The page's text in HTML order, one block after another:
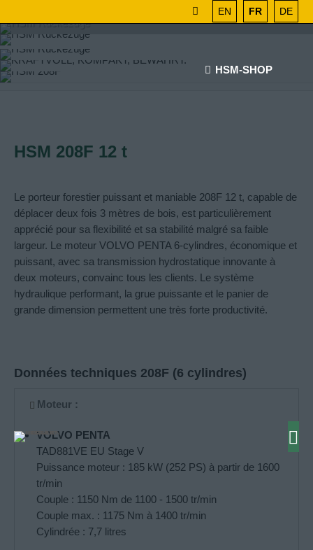
EN FR DE
HSM-SHOP
HSM 208F 12 t
Le porteur forestier puissant et maniable 208F 12 t, capable de
déplacer deux fois 3 mètres de bois, est particulièrement
apprécié pour sa flexibilité et sa stabilité malgré sa faible
largeur. Le moteur VOLVO PENTA 6-cylindres, économique et
puissant, avec sa transmission hydrostatique innovante à
deux moteurs, convainc tous les clients. Le système
hydraulique performant, la grue puissante et le panier de
grande dimension permettent une très forte productivité.
Données techniques 208F (6 cylindres)
Moteur :
VOLVO PENTA
TAD881VE EU Stage V
Puissance moteur : 185 kW (252 PS) à partir de 1600
tr/min
Couple : 1150 Nm de 1100 - 1500 tr/min
Couple max. : 1175 Nm à 1400 tr/min
Cylindrée : 7,7 litres